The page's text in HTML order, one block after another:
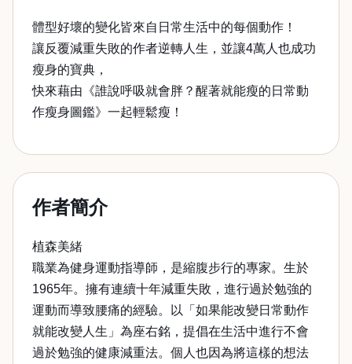
體型好壞的變化皆來自日常生活中的每個動作！
讓反覆減重失敗的作者逆轉人生，並讓4萬人也成功
瘦身的寶典，
快來藉由《誰說呼吸就會胖？醒著就能瘦的日常動
作瘦身圖鑑》一起輕鬆瘦！
作者簡介
植森美緒
職業為健身運動指導師，是縮腹步行的專家。生於
1965年。擁有連續十年減重失敗，進行過於勉強的
運動而導致腰痛的經驗。以「如果能改變日常動作
就能改變人生」為座右銘，提倡在生活中進行不會
過於勉強的健康減重法。個人也因為將這樣的想法